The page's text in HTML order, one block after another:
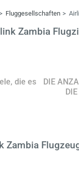
Fluggesellschaften
Zambia
die es
DIE
Zambia